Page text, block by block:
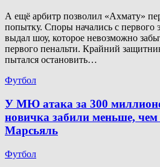
А ещё арбитр позволил «Ахмату»
попытку. Споры начались с первого
выдал шоу, которое невозможно
первого пенальти. Крайний
пытался остановить…
Футбол
У МЮ атака за 300
новичка забили меньше,
Марсьяль
Футбол